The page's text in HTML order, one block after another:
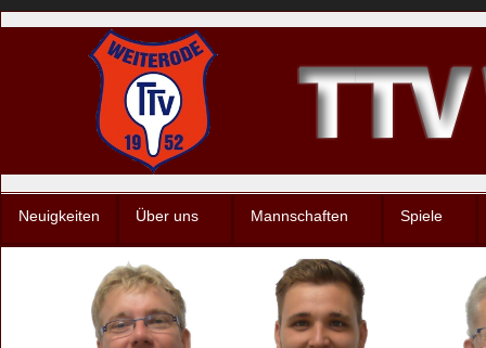
Neuigkeiten Über uns Mannschaften Spiele